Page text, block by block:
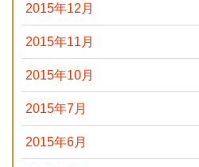
2015年12月
2015年11月
2015年10月
2015年7月
2015年6月